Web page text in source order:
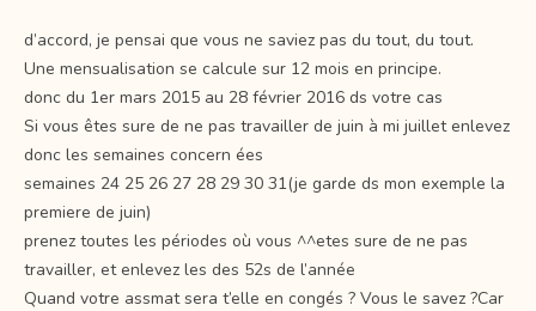
d’accord, je pensai que vous ne saviez pas du tout, du tout.
Une mensualisation se calcule sur 12 mois en principe.
donc du 1er mars 2015 au 28 février 2016 ds votre cas
Si vous êtes sure de ne pas travailler de juin à mi juillet enlevez
donc les semaines concern ées
semaines 24 25 26 27 28 29 30 31(je garde ds mon exemple la
premiere de juin)
prenez toutes les périodes où vous ^^etes sure de ne pas
travailler, et enlevez les des 52s de l’année
Quand votre assmat sera t’elle en congés ? Vous le savez ?Car